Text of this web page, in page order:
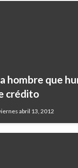
hombre que
crédito
abril 13, 2012